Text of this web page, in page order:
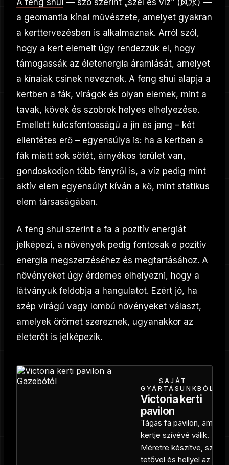
A feng shui — szó szerint „szél és víz” (风水) —
a geomantia kínai művészete, amelyet gyakran
a kerttervezésben is alkalmaznak. Arról szól,
hogy a kert elemeit úgy rendezzük el, hogy
támogassák az életenergia áramlását, amelyet
a kínaiak csinek neveznek. A feng shui alapja a
kertben a fák, virágok és olyan elemek, mint a
tavak, kövek és szobrok helyes elhelyezése.
Emellett kulcsfontosságú a jin és jang – két
ellentétes erő – egyensúlya is: ha a kertben a
fák miatt sok sötét, árnyékos terület van,
gondoskodjon több fényről is, a víz pedig mint
aktív elem egyensúlyt kíván a kő, mint statikus
elem társaságában.
A feng shui szerint a fa a pozitív energiát
jelképezi, a növények pedig fontosak e pozitív
energia megszerzéséhez és megtartásához. A
növényeket úgy érdemes elhelyezni, hogy a
látványuk feldobja a hangulatot. Ezért jó, ha
szép virágú vagy lombú növényeket választ,
amelyek örömet szereznek, ugyanakkor az
életerőt is jelképezik.
SAJÁT
GYÁRTÁSUNKBÓL
Victoria kerti
pavilon
Tágas fa pavilon, amely a
kertje szívévé válik.
Méretre készítve, szilárd
tetővel és hellyel az